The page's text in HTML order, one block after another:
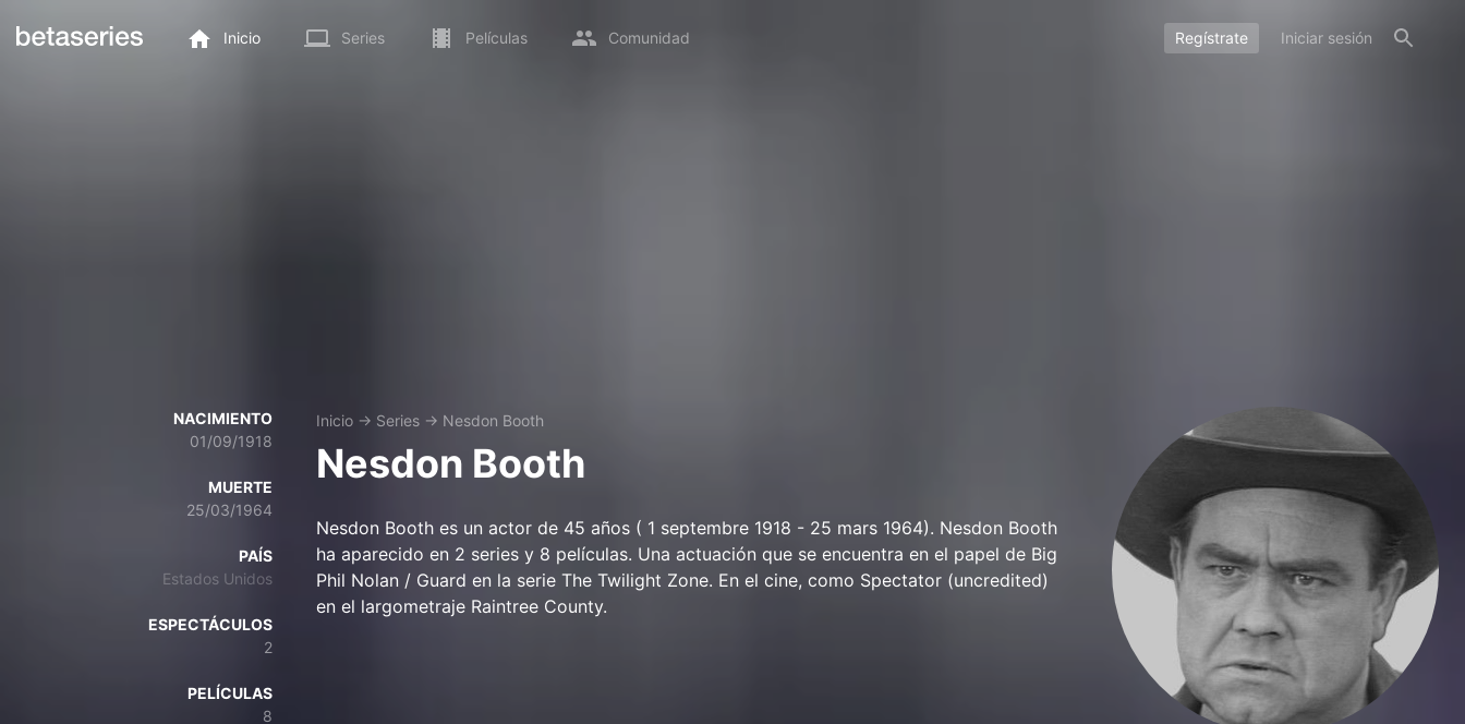
Inicio Series Películas Comunidad Regístrate Iniciar sesión
NACIMIENTO
01/09/1918
MUERTE
25/03/1964
PAÍS
Estados Unidos
ESPECTÁCULOS
2
PELÍCULAS
8
Inicio → Series → Nesdon Booth
Nesdon Booth
Nesdon Booth es un actor de 45 años ( 1 septembre 1918 - 25 mars 1964). Nesdon Booth
ha aparecido en 2 series y 8 películas. Una actuación que se encuentra en el papel de Big
Phil Nolan / Guard en la serie The Twilight Zone. En el cine, como Spectator (uncredited)
en el largometraje Raintree County.